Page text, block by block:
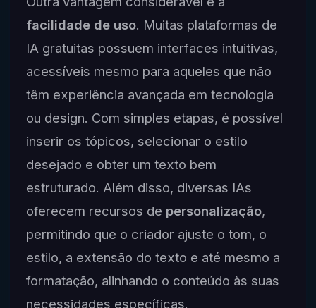
facilidade de uso. Muitas plataformas de
IA gratuitas possuem interfaces intuitivas,
acessíveis mesmo para aqueles que não
têm experiência avançada em tecnologia
ou design. Com simples etapas, é possível
inserir os tópicos, selecionar o estilo
desejado e obter um texto bem
estruturado. Além disso, diversas IAs
oferecem recursos de personalização,
permitindo que o criador ajuste o tom, o
estilo, a extensão do texto e até mesmo a
formatação, alinhando o conteúdo às suas
necessidades específicas.